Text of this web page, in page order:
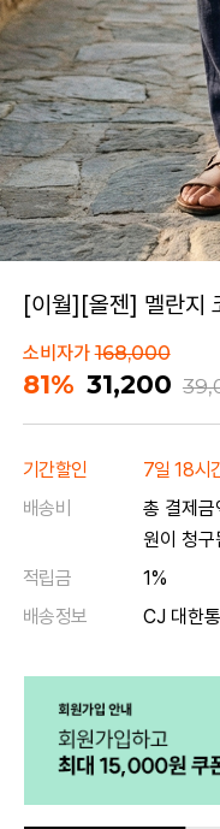
[이월][올젠] 멜란지
소비자가168,000
81% 31,200
기간할인
7일 18시
배송비
총 결제
원이 청구
적립금
1%
배송정보
CJ 대한